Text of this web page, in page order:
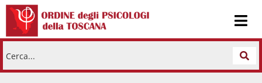
Cerca...